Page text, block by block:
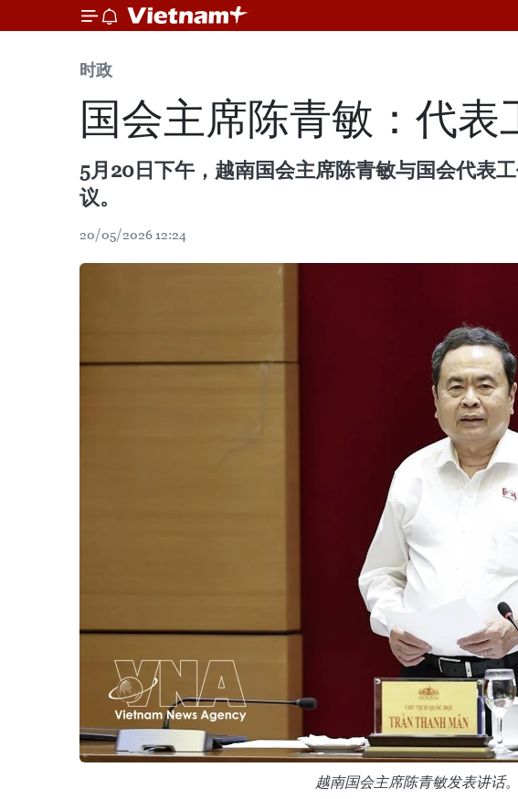
时政
国会主席陈青敏：代
5月20日下午，越南国会主席陈青敏与国会代表
议。
20/05/2026 12:24
越南国会主席陈青敏发表讲话